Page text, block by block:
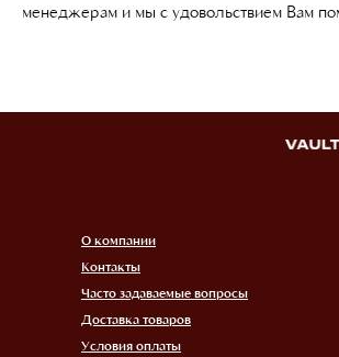
менеджерам и мы с удовольствием Вам
Контакты
Часто задаваемые вопросы
Доставка товаров
Условия оплаты
О компании